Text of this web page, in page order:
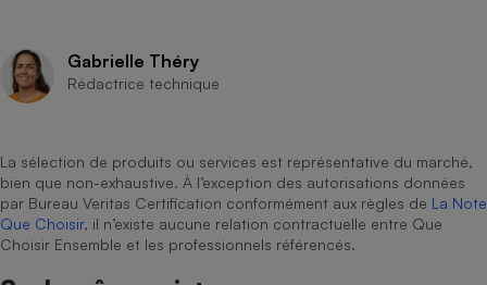
Gabrielle Théry
Rédactrice technique
La sélection de produits ou services est représentative du marché,
bien que non-exhaustive. À l’exception des autorisations données
par Bureau Veritas Certification conformément aux règles de La Note
Que Choisir, il n’existe aucune relation contractuelle entre Que
Choisir Ensemble et les professionnels référencés.